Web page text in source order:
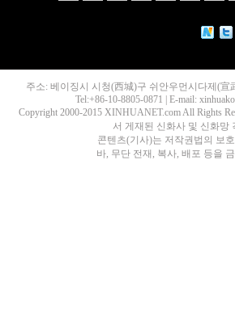
주소: 베이징시 시청(西城)구 쉬안우먼시다제(宣
Tel:+86-10-8805-0871 | E-mail:
Copyright 2000-2015 XINHUANET.com All Rights
서 게재된 신화사 및 신화망
콘텐츠(기사)는 저작권법의 보
바, 무단 전재, 복사, 배포 등을